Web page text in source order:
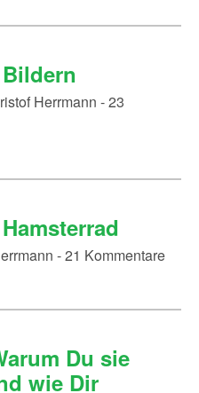
Herrmann - 23
- 21 Kommentare
Du sie
wie Dir